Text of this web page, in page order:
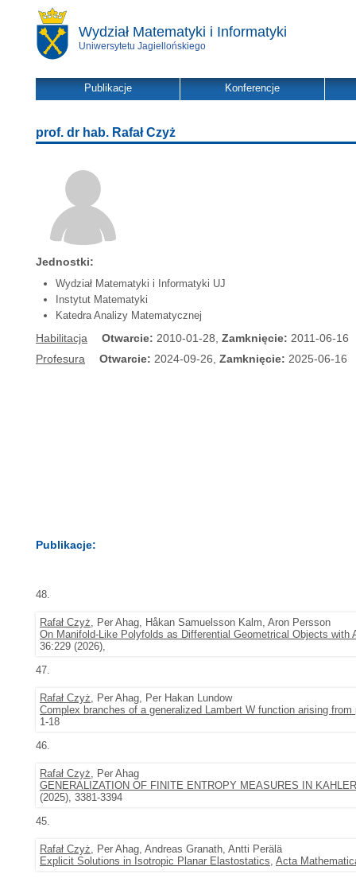
Wydział Matematyki i Informatyki
Uniwersytetu Jagiellońskiego
Publikacje Konferencje
prof. dr hab. Rafał Czyż
Jednostki:
Wydział Matematyki i Informatyki UJ
Instytut Matematyki
Katedra Analizy Matematycznej
Habilitacja Otwarcie: 2010-01-28, Zamknięcie: 2011-06-16
Profesura
Otwarcie: 2024-09-26, Zamknięcie: 2025-06-16
Publikacje:
48.
Rafał Czyż, Per Ahag, Håkan Samuelsson Kalm, Aron Persson
On Manifold-Like Polyfolds as Differential Geometrical Objects with
36:229 (2026),
47.
Rafał Czyż, Per Ahag, Per Hakan Lundow
Complex branches of a generalized Lambert W function arising
1-18
46.
Rafał Czyż, Per Ahag
GENERALIZATION OF FINITE ENTROPY MEASURES IN
(2025), 3381-3394
45.
Rafał Czyż, Per Ahag, Andreas Granath, Antti Perälä
Explicit Solutions in Isotropic Planar Elastostatics, Acta